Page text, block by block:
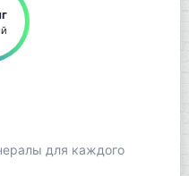
для каждого